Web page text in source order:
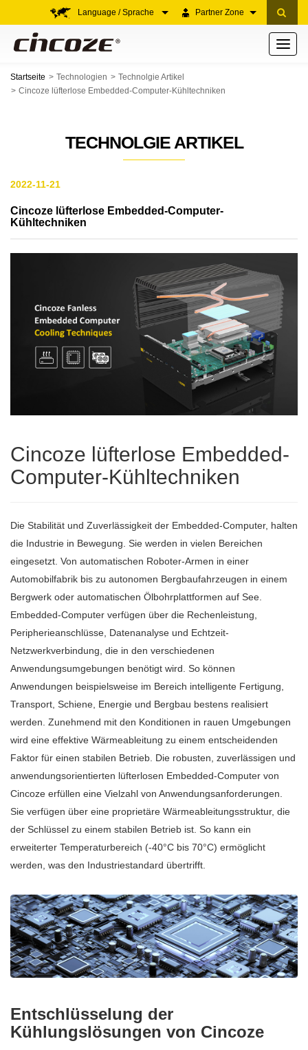
Partner Zone
Language / Sprache
Toggle
Startseite Technologien
Technolgie Artikel
Cincoze lüfterlose Embedded-Computer-Kühltechniken
TECHNOLGIE ARTIKEL
2022-11-21
Cincoze lüfterlose Embedded-Computer-
Kühltechniken
Cincoze lüfterlose Embedded-
Computer-Kühltechniken
Die Stabilität und Zuverlässigkeit der Embedded-Computer, halten
die Industrie in Bewegung. Sie werden in vielen Bereichen
eingesetzt. Von automatischen Roboter-Armen in einer
Automobilfabrik bis zu autonomen Bergbaufahrzeugen in einem
Bergwerk oder automatischen Ölbohrplattformen auf See.
Embedded-Computer verfügen über die Rechenleistung,
Peripherieanschlüsse, Datenanalyse und Echtzeit-
Netzwerkverbindung, die in den verschiedenen
Anwendungsumgebungen benötigt wird. So können
Anwendungen beispielsweise im Bereich intelligente Fertigung,
Transport, Schiene, Energie und Bergbau bestens realisiert
werden. Zunehmend mit den Konditionen in rauen Umgebungen
wird eine effektive Wärmeableitung zu einem entscheidenden
Faktor für einen stabilen Betrieb. Die robusten, zuverlässigen und
anwendungsorientierten lüfterlosen Embedded-Computer von
Cincoze erfüllen eine Vielzahl von Anwendungsanforderungen.
Sie verfügen über eine proprietäre Wärmeableitungsstruktur, die
der Schlüssel zu einem stabilen Betrieb ist. So kann ein
erweiterter Temperaturbereich (-40°C bis 70°C) ermöglicht
werden, was den Industriestandard übertrifft.
Entschlüsselung der
Kühlungslösungen von Cincoze